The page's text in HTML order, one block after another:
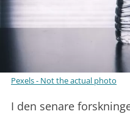
Pexels - Not the actual photo
I den senare